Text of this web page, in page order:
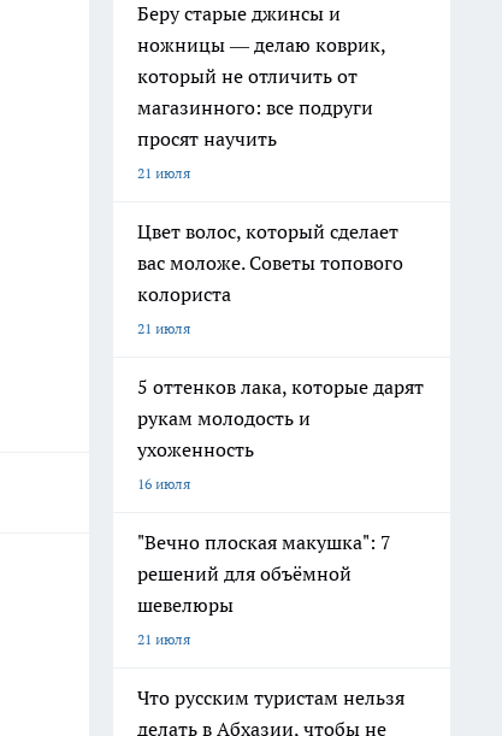
Беру старые джинсы и
ножницы — делаю коврик,
который не отличить от
магазинного: все подруги
просят научить
21 июля
Цвет волос, который сделает
вас моложе. Советы топового
колориста
21 июля
5 оттенков лака, которые дарят
рукам молодость и
ухоженность
16 июля
"Вечно плоская макушка": 7
решений для объёмной
шевелюры
21 июля
Что русским туристам нельзя
делать в Абхазии, чтобы не